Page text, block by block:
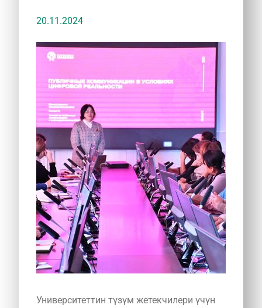
20.11.2024
Университеттин түзүм жетекчилери үчүн